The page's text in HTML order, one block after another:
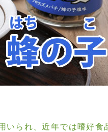
いられ、近年では嗜好食